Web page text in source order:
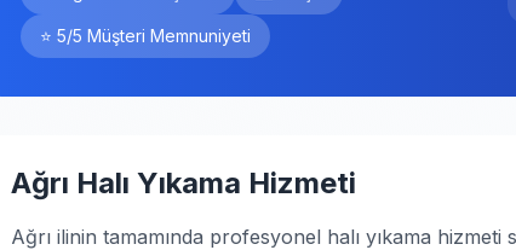
⭐ 5/5 Müşteri Memnuniyeti
Ağrı Halı Yıkama Hizmeti
Ağrı ilinin tamamında profesyonel halı yıkama